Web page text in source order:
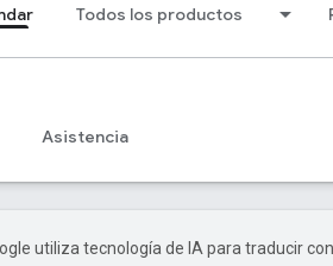
Todos los productos
Asistencia
utiliza tecnología de IA para traducir